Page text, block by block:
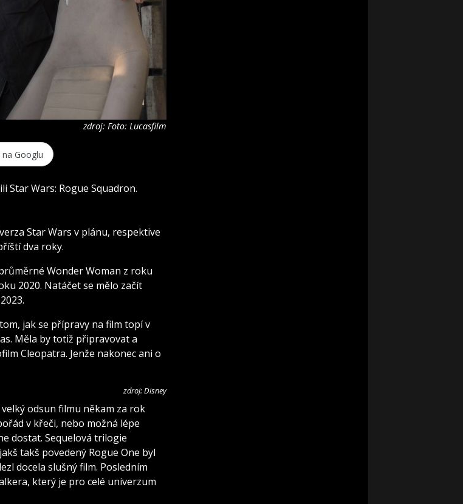
zdroj: Foto: Lucasfilm
Googlu
Star Wars: Rogue Squadron.
Star Wars v plánu, respektive
dva roky.
Wonder Woman z roku
2020. Natáčet se mělo začít
jak se přípravy na film topí v
Měla by totiž připravovat a
Cleopatra. Jenže nakonec ani o
zdroj: Disney
odsun filmu někam za rok
v křeči, nebo možná lépe
dostat. Sequelová trilogie
takš povedený Rogue One byl
docela slušný film. Posledním
který je pro celé univerzum